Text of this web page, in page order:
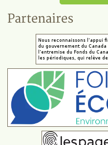
Partenaires